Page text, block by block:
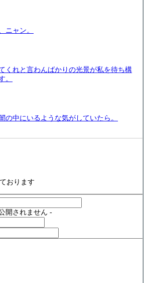
ニャン。
くれと言わんばかりの光景が私を待ち構
。
の中にいるような気がしていたら。
おります
開されません -